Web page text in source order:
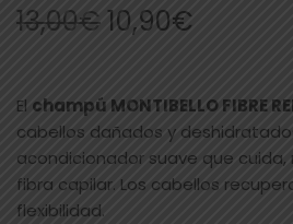
13,00€10,90€
El champú MONTIBELLO FIBRE
cabellos dañados y
acondicionador suave que
fibra capilar. Los cabellos
flexibilidad.